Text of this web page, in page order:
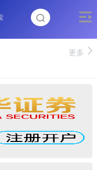
更多